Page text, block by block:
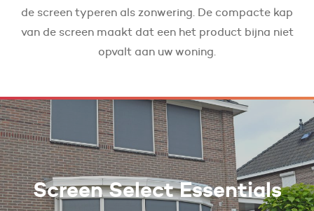
de screen typeren als zonwering. De compacte kap
van de screen maakt dat een het product bijna niet
opvalt aan uw woning.
Screen Select Essentials